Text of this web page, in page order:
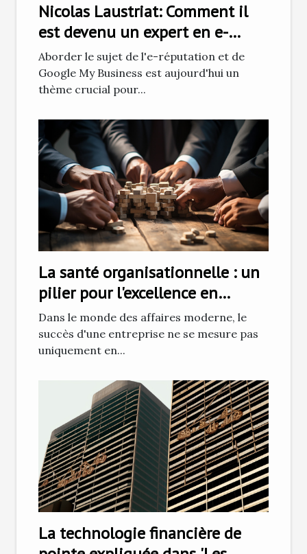
Nicolas Laustriat: Comment il
est devenu un expert en e-
réputation et Google My
Business
Aborder le sujet de l'e-réputation et de
Google My Business est aujourd'hui un
thème crucial pour...
La santé organisationnelle : un
pilier pour l'excellence en
affaires
Dans le monde des affaires moderne, le
succès d'une entreprise ne se mesure pas
uniquement en...
La technologie financière de